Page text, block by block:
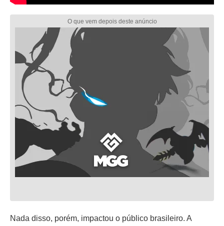
Nada disso, porém, impactou o público brasileiro. A